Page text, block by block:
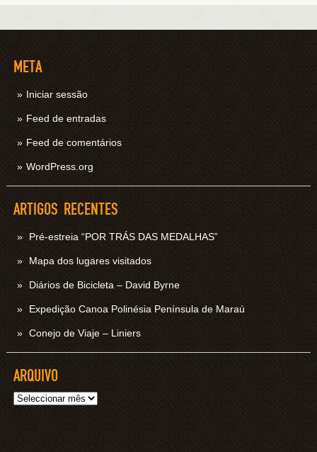
META
Iniciar sessão
Feed de entradas
Feed de comentários
WordPress.org
ARTIGOS RECENTES
Pré-estreia “POR TRÁS DAS MEDALHAS”
Mapa dos lugares visitados
Diários de Bicicleta – David Byrne
Expedição Canoa Polinésia Península de Maraú
Conejo de Viaje – Liniers
ARQUIVO
Arquivo